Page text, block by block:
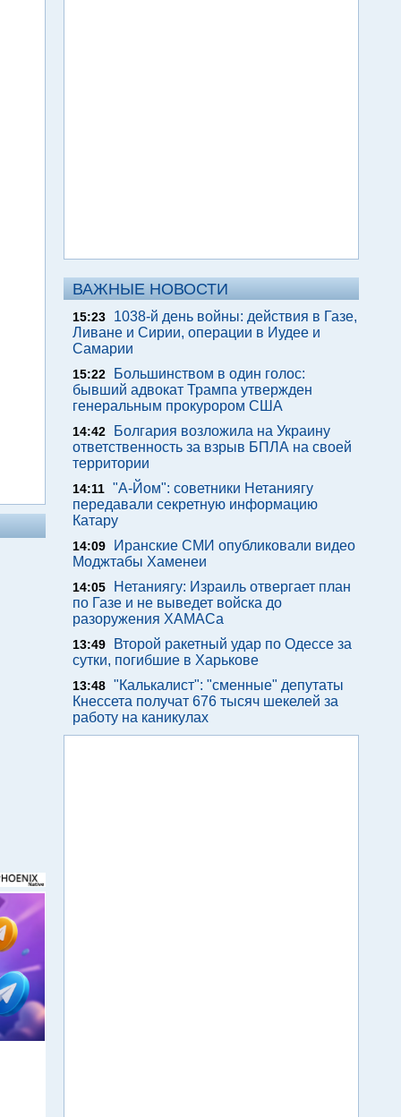
ВАЖНЫЕ НОВОСТИ
15:23
1038-й день войны: действия в Газе,
Ливане и Сирии, операции в Иудее и
Самарии
15:22
Большинством в один голос:
бывший адвокат Трампа утвержден
генеральным прокурором США
14:42
Болгария возложила на Украину
ответственность за взрыв БПЛА на своей
территории
14:11 "А-Йом": советники Нетаниягу
передавали секретную информацию
Катару
14:09
Иранские СМИ опубликовали видео
Моджтабы Хаменеи
14:05
Нетаниягу: Израиль отвергает план
по Газе и не выведет войска до
разоружения ХАМАСа
13:49
Второй ракетный удар по Одессе за
сутки, погибшие в Харькове
13:48 "Калькалист": "сменные" депутаты
Кнессета получат 676 тысяч шекелей за
работу на каникулах